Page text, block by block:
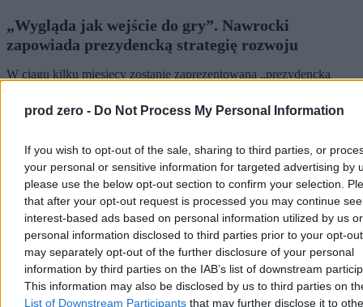
prod zero - Do Not Process My Personal Information
If you wish to opt-out of the sale, sharing to third parties, or
your personal or sensitive information for targeted advertising by
please use the below opt-out section to confirm your selection.
that after your opt-out request is processed you may continue
interest-based ads based on personal information utilized by us or
personal information disclosed to third parties prior to your opt-
may separately opt-out of the further disclosure of your personal
information by third parties on the IAB’s list of downstream
This information may also be disclosed by us to third parties on
List of Downstream Participants that may further disclose it to
„Wygląda jak wejście do gry”. Nawrocki
zapowiada prezydencką strategię rozwoju
W ciągu kilku miesięcy zostanie zaprezentowana „prezydencka
przemówieniu podczas obchodów pierwszej rocznicy swojej
prezydentury. – Wierzę głęboko, że stanie się punktem odniesienia
Krzysztof Jabłonowski
Dzisiaj 20:58
4 min
Kraj